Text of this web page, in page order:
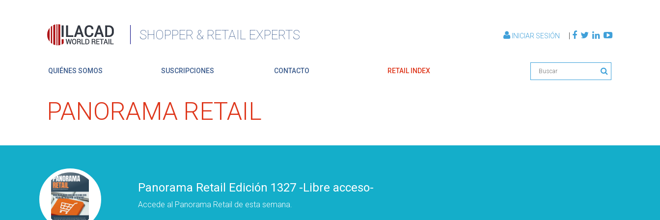
SHOPPER & RETAIL EXPERTS INICIAR SESIÓN |
QUIÉNES SOMOS SUSCRIPCIONES CONTACTO RETAIL INDEX
PANORAMA RETAIL
Panorama Retail Edición 1327 -Libre acceso-
Accede al Panorama Retail de esta semana.